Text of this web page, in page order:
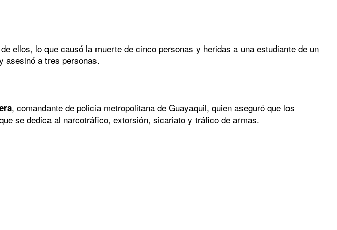
ellos, lo que causó la muerte de cinco personas y heridas a una estudiante de un
asesinó a tres personas.
, comandante de policia metropolitana de Guayaquil, quien aseguró que los
se dedica al narcotráfico, extorsión, sicariato y tráfico de armas.